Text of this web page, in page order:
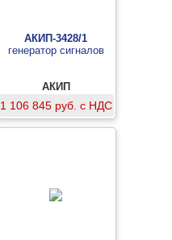
АКИП-3428/1
генератор сигналов
АКИП
1 106 845 руб. с НДС